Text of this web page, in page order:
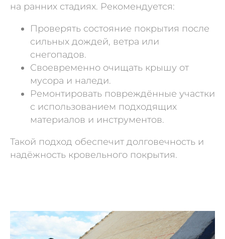
на ранних стадиях. Рекомендуется:
Проверять состояние покрытия после
сильных дождей, ветра или
снегопадов.
Своевременно очищать крышу от
мусора и наледи.
Ремонтировать повреждённые участки
с использованием подходящих
материалов и инструментов.
Такой подход обеспечит долговечность и
надёжность кровельного покрытия.